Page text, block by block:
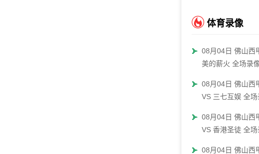
体育录像
08月04日 佛山西
美的薪火 全场录
08月04日 佛山西
VS 三七互娱 全场
08月04日 佛山西
VS 香港圣徒 全场
08月04日 佛山西